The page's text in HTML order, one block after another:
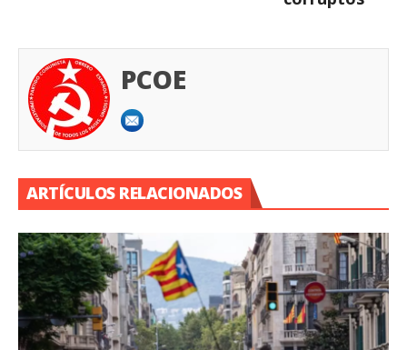
PCOE
ARTÍCULOS RELACIONADOS